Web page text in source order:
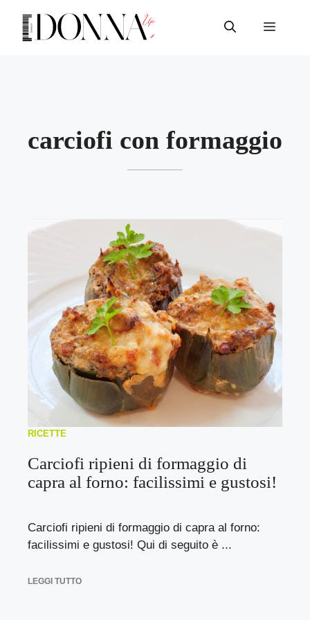
contenuto
Menu
carciofi con formaggio
RICETTE
Carciofi ripieni di formaggio di
capra al forno: facilissimi e gustosi!
Carciofi ripieni di formaggio di capra al forno:
facilissimi e gustosi! Qui di seguito è ...
LEGGI TUTTO